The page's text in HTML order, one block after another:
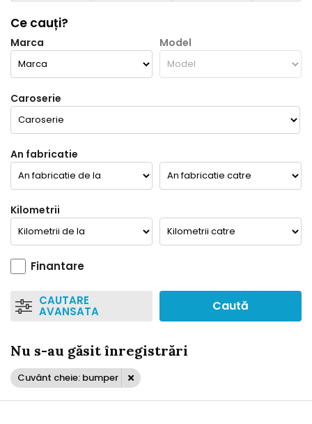
Ce cauți?
Marca Model
Caroserie
An fabricatie
Kilometrii
Finantare
CAUTARE
AVANSATA Caută
Nu s-au găsit înregistrări
Cuvânt cheie: bumper